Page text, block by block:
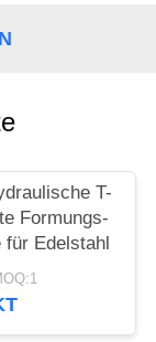
T-
Formungs-
für Edelstahl